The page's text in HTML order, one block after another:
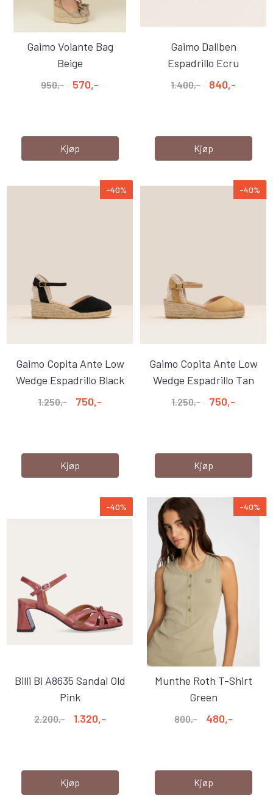
Gaimo Volante Bag
Beige
950,- 570,-
Kjøp
Gaimo Dallben
Espadrillo Ecru
1.400,- 840,-
Kjøp
-40%
Gaimo Copita Ante Low
Wedge Espadrillo Black
1.250,- 750,-
Kjøp
-40%
Gaimo Copita Ante Low
Wedge Espadrillo Tan
1.250,- 750,-
Kjøp
-40%
Billi Bi A8635 Sandal Old
Pink
2.200,- 1.320,-
Kjøp
-40%
Munthe Roth T-Shirt
Green
800,- 480,-
Kjøp